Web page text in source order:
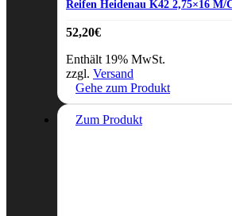
Reifen Heidenau K42 2,75×16
52,20€
Enthält 19% MwSt.
zzgl. Versand
Gehe zum Produkt
Zum Produkt